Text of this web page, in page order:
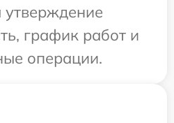
утверждение
график работ и
операции.